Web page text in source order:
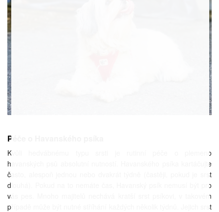
Péče o Havanského psíka
Kvůli hedvábnému typu srsti je rutinní péče o plemeno
havanských psů absolutní nutností. Havanského psíka kartáčujte
často, alespoň jednou nebo dvakrát týdně (častěji, pokud je srst
dlouhá). Pokud na to nemáte čas, Havanský psík nemusí být pro
vás pes. Mnoho majitelů nechává kratší srst psíkovi, v takovém
případě může být nutné stříhání každých několik týdnů. Jejich srst